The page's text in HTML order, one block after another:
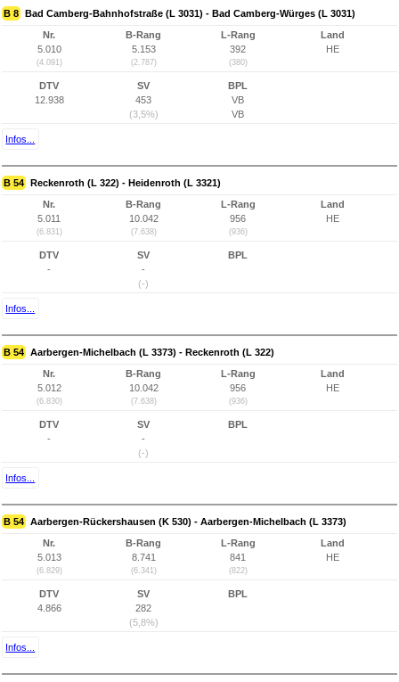
B 8 Bad Camberg-Bahnhofstraße (L 3031) - Bad Camberg-Würges (L 3031)
Nr.
5.010
(4.091)
B-Rang
5.153
(2.787)
L-Rang
392
(380)
Land
HE
DTV
12.938
SV
453
(3,5%)
BPL
VB
VB
Infos...
B 54 Reckenroth (L 322) - Heidenroth (L 3321)
Nr.
5.011
(6.831)
B-Rang
10.042
(7.638)
L-Rang
956
(936)
Land
HE
DTV
-
SV
-
(-)
BPL
Infos...
B 54 Aarbergen-Michelbach (L 3373) - Reckenroth (L 322)
Nr.
5.012
(6.830)
B-Rang
10.042
(7.638)
L-Rang
956
(936)
Land
HE
DTV
-
SV
-
(-)
BPL
Infos...
B 54 Aarbergen-Rückershausen (K 530) - Aarbergen-Michelbach (L 3373)
Nr.
5.013
(6.829)
B-Rang
8.741
(6.341)
L-Rang
841
(822)
Land
HE
DTV
4.866
SV
282
(5,8%)
BPL
Infos...